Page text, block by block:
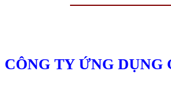
CÔNG TY ỨNG DỤNG